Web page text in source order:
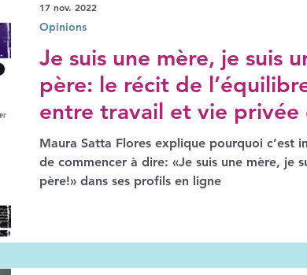
Je suis une mère, je suis
père: le récit de
entre travail et vie privée
changer
Maura Satta Flores explique pourquoi c’est
de commencer à dire: «Je suis une mère, je
père!» dans ses profils en ligne
Opinions
17 nov. 2022